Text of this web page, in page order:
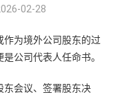
02-28
为境外公司股东的过
公司代表人任命书。
东会议、签署股东决